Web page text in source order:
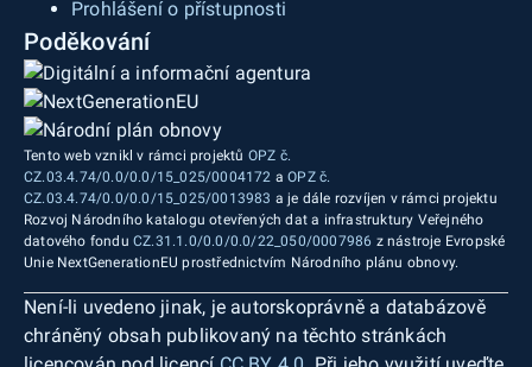
Prohlášení o přístupnosti
Poděkování
Tento web vznikl v rámci projektů OPZ č.
CZ.03.4.74/0.0/0.0/15_025/0004172 aOPZ č.
CZ.03.4.74/0.0/0.0/15_025/0013983 a je dále rozvíjen v rámci projektu
Rozvoj Národního katalogu otevřených dat a infrastruktury Veřejného
datového fondu CZ.31.1.0/0.0/0.0/22_050/0007986 z nástroje Evropské
Unie NextGenerationEU prostřednictvím Národního plánu obnovy.
Není-li uvedeno jinak, je autorskoprávně a databázově
chráněný obsah publikovaný na těchto stránkách